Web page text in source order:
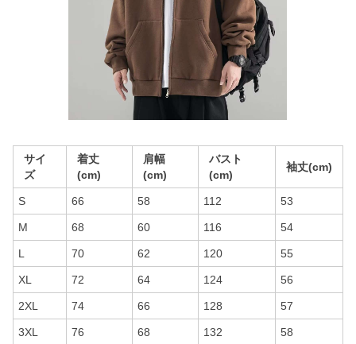
サイ
ズ
着丈
(cm)
肩幅
(cm)
バスト
(cm)
袖丈(cm)
S 66 58 112 53
M 68 60 116 54
L 70 62 120 55
XL 72 64 124 56
2XL 74 66 128 57
3XL 76 68 132 58